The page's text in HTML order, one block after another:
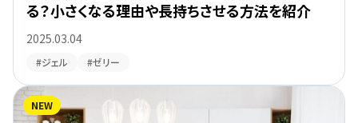
2025.03.04
る？小さくなる理由や長持ちさせる方法を紹介
#ジェル #ゼリー
NEW